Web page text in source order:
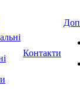
Контакти